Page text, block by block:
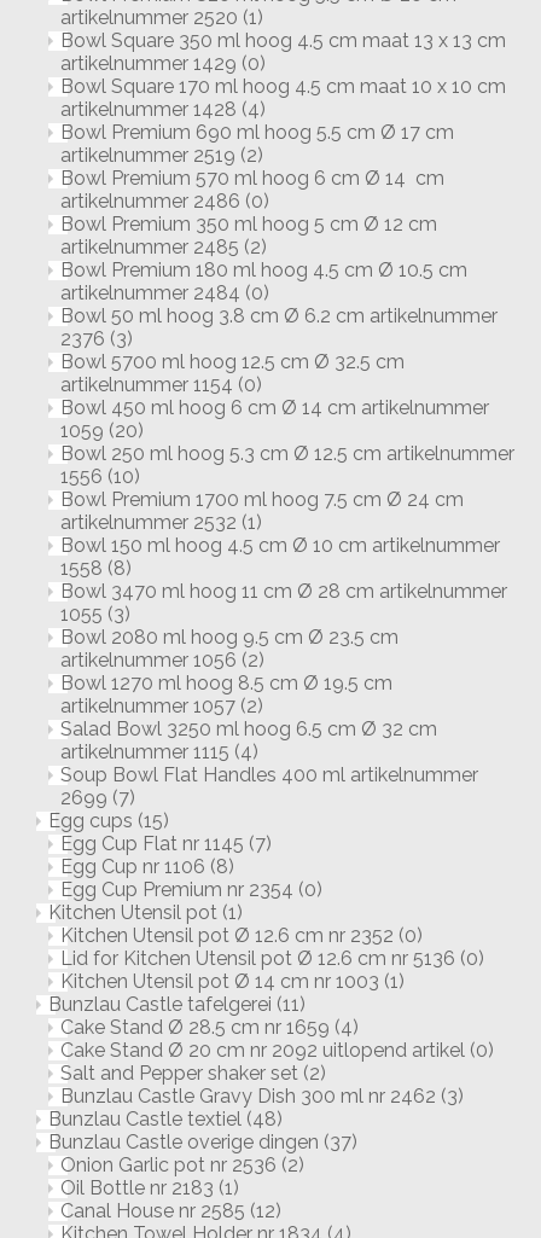
artikelnummer 2520 (1)
Bowl Square 350 ml hoog 4.5 cm maat 13 x 13 cm
artikelnummer 1429 (0)
Bowl Square 170 ml hoog 4.5 cm maat 10 x 10 cm
artikelnummer 1428 (4)
Bowl Premium 690 ml hoog 5.5 cm Ø 17 cm
artikelnummer 2519 (2)
Bowl Premium 570 ml hoog 6 cm Ø 14 cm
artikelnummer 2486 (0)
Bowl Premium 350 ml hoog 5 cm Ø 12 cm
artikelnummer 2485 (2)
Bowl Premium 180 ml hoog 4.5 cm Ø 10.5 cm
artikelnummer 2484 (0)
Bowl 50 ml hoog 3.8 cm Ø 6.2 cm artikelnummer
2376 (3)
Bowl 5700 ml hoog 12.5 cm Ø 32.5 cm
artikelnummer 1154 (0)
Bowl 450 ml hoog 6 cm Ø 14 cm artikelnummer
1059 (20)
Bowl 250 ml hoog 5.3 cm Ø 12.5 cm artikelnummer
1556 (10)
Bowl Premium 1700 ml hoog 7.5 cm Ø 24 cm
artikelnummer 2532 (1)
Bowl 150 ml hoog 4.5 cm Ø 10 cm artikelnummer
1558 (8)
Bowl 3470 ml hoog 11 cm Ø 28 cm artikelnummer
1055 (3)
Bowl 2080 ml hoog 9.5 cm Ø 23.5 cm
artikelnummer 1056 (2)
Bowl 1270 ml hoog 8.5 cm Ø 19.5 cm
artikelnummer 1057 (2)
Salad Bowl 3250 ml hoog 6.5 cm Ø 32 cm
artikelnummer 1115 (4)
Soup Bowl Flat Handles 400 ml artikelnummer
2699 (7)
Egg cups (15)
Egg Cup Flat nr 1145 (7)
Egg Cup nr 1106 (8)
Egg Cup Premium nr 2354 (0)
Kitchen Utensil pot (1)
Kitchen Utensil pot Ø 12.6 cm nr 2352 (0)
Lid for Kitchen Utensil pot Ø 12.6 cm nr 5136 (0)
Kitchen Utensil pot Ø 14 cm nr 1003 (1)
Bunzlau Castle tafelgerei (11)
Cake Stand Ø 28.5 cm nr 1659 (4)
Cake Stand Ø 20 cm nr 2092 uitlopend artikel (0)
Salt and Pepper shaker set (2)
Bunzlau Castle Gravy Dish 300 ml nr 2462 (3)
Bunzlau Castle textiel (48)
Bunzlau Castle overige dingen (37)
Onion Garlic pot nr 2536 (2)
Oil Bottle nr 2183 (1)
Canal House nr 2585 (12)